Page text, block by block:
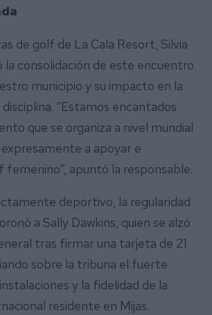
de golf de La Cala Resort, Silvia
consolidación de este encuentro
municipio y su impacto en la
“Estamos encantados
que se organiza a nivel mundial
a apoyar e
femenino”, apuntó la responsable.
deportivo, la regularidad
a Sally Dawkins, quien se alzó
tras firmar una tarjeta de 21
sobre la tribuna el fuerte
y la fidelidad de la
residente en Mijas.